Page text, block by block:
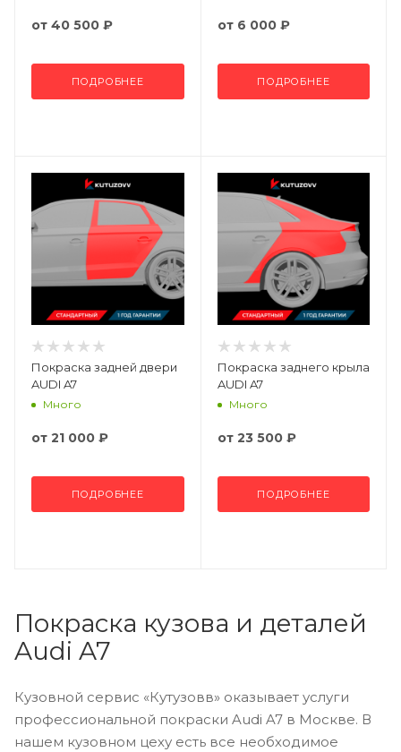
от 40 500 ₽
ПОДРОБНЕЕ
от 6 000 ₽
ПОДРОБНЕЕ
Покраска задней двери
AUDI A7
Много
от 21 000 ₽
ПОДРОБНЕЕ
Покраска заднего крыла
AUDI A7
Много
от 23 500 ₽
ПОДРОБНЕЕ
Покраска кузова и деталей
Audi A7
Кузовной сервис «Кутузовв» оказывает услуги
профессиональной покраски Audi A7 в Москве. В
нашем кузовном цеху есть все необходимое